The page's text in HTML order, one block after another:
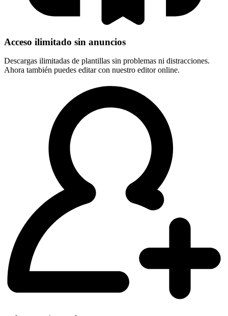
Acceso ilimitado sin anuncios
Descargas ilimitadas de plantillas sin problemas ni distracciones.
Ahora también puedes editar con nuestro editor online.